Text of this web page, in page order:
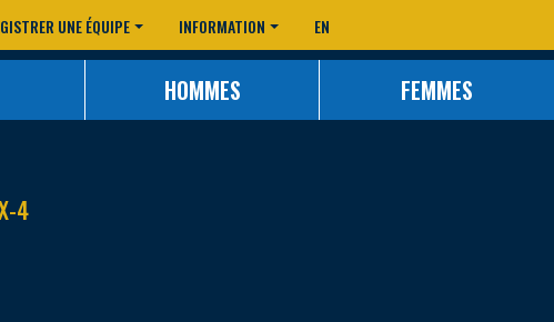
UNE ÉQUIPE INFORMATION EN
HOMMES FEMMES
4